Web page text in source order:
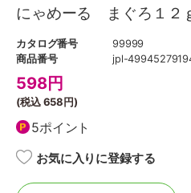
にゃめーる まぐろ１２
カタログ番号
99999
商品番号
jpl-
598円
(税込658円)
5ポイント
お気に入りに登録する